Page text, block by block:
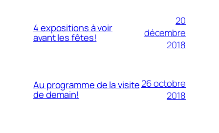
4 expositions à voir
avant les fêtes!
20
décembre
2018
Au programme de la visite
de demain!
26 octobre
2018